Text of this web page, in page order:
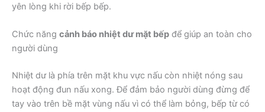
yên lòng khi rời bếp bếp.
Chức năng cảnh báo nhiệt dư mặt bếp để giúp an toàn cho
người dùng
Nhiệt dư là phía trên mặt khu vực nấu còn nhiệt nóng sau
hoạt động đun nấu xong. Để đảm bảo người dùng đừng để
tay vào trên bề mặt vùng nấu vì có thể làm bỏng, bếp từ có